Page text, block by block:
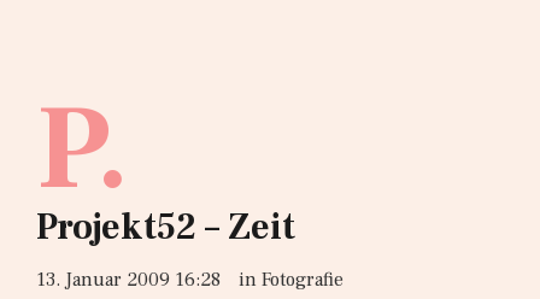
P.
Projekt52 – Zeit
13. Januar 2009 16:28 in Fotografie